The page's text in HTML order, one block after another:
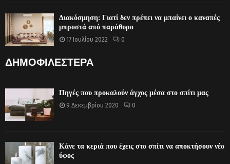
Διακόσμηση: Γιατί δεν πρέπει να μπαίνει ο καναπές
μπροστά από παράθυρο
17 Ιουλίου 2022 0
ΔΗΜΟΦΙΛΕΣΤΕΡΑ
Πηγές που προκαλούν άγχος μέσα στο σπίτι μας
9 Δεκεμβρίου 2020 0
Κάνε τα κεριά που έχεις στο σπίτι να αποκτήσουν νέο
ύφος